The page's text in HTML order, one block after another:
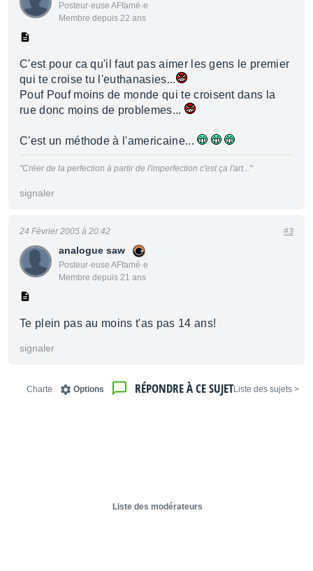
Posteur·euse AFfamé·e
Membre depuis 22 ans
C'est pour ca qu'il faut pas aimer les gens le premier
qui te croise tu l'euthanasies...
Pouf Pouf moins de monde qui te croisent dans la
rue donc moins de problemes...
C'est un méthode à l'americaine...
"Créer de la perfection à partir de l'imperfection c'est ça l'art..."
signaler
analogue saw
Posteur·euse AFfamé·e
Membre depuis 21 ans
24 Février 2005 à 20:42 #3
Te plein pas au moins t'as pas 14 ans!
signaler
< Liste des sujets
RÉPONDRE À CE SUJET
Options
Charte
Liste des modérateurs